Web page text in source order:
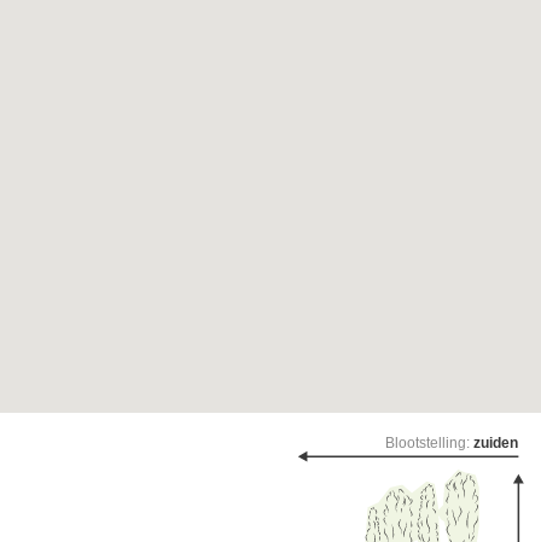
Blootstelling: zuiden